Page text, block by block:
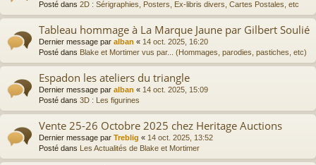
Posté dans 2D : Sérigraphies, Posters, Ex-libris divers, Cartes Postales, etc
Tableau hommage à La Marque Jaune par Gilbert Soulié
Dernier message par alban « 14 oct. 2025, 16:20
Posté dans Blake et Mortimer vus par... (Hommages, parodies, pastiches, etc)
Espadon les ateliers du triangle
Dernier message par alban « 14 oct. 2025, 15:09
Posté dans 3D : Les figurines
Vente 25-26 Octobre 2025 chez Heritage Auctions
Dernier message par Treblig « 14 oct. 2025, 13:52
Posté dans Les Actualités de Blake et Mortimer